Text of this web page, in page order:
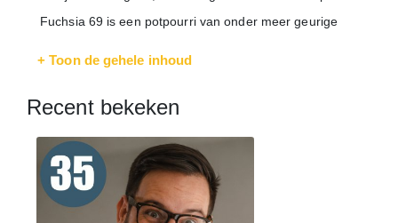
Fuchsia 69 is een potpourri van onder meer geurige
+ Toon de gehele inhoud
Recent bekeken